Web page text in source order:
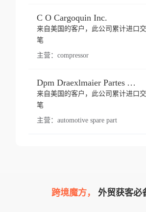
C O Cargoquin Inc.
来自美国的客户，此公司累计进口
笔
主营： compressor
Dpm Draexlmaier Partes Automotrices Corr Ind Huejotzingo
来自美国的客户，此公司累计进口
笔
主营： automotive spare part
跨境魔方， 外贸获客必